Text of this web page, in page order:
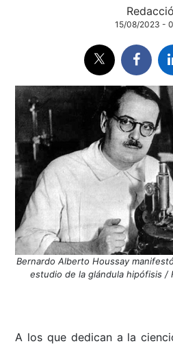
15/08/2023 -
Bernardo Alberto Houssay
estudio de la glándula hipófisis /
A los que dedican a la